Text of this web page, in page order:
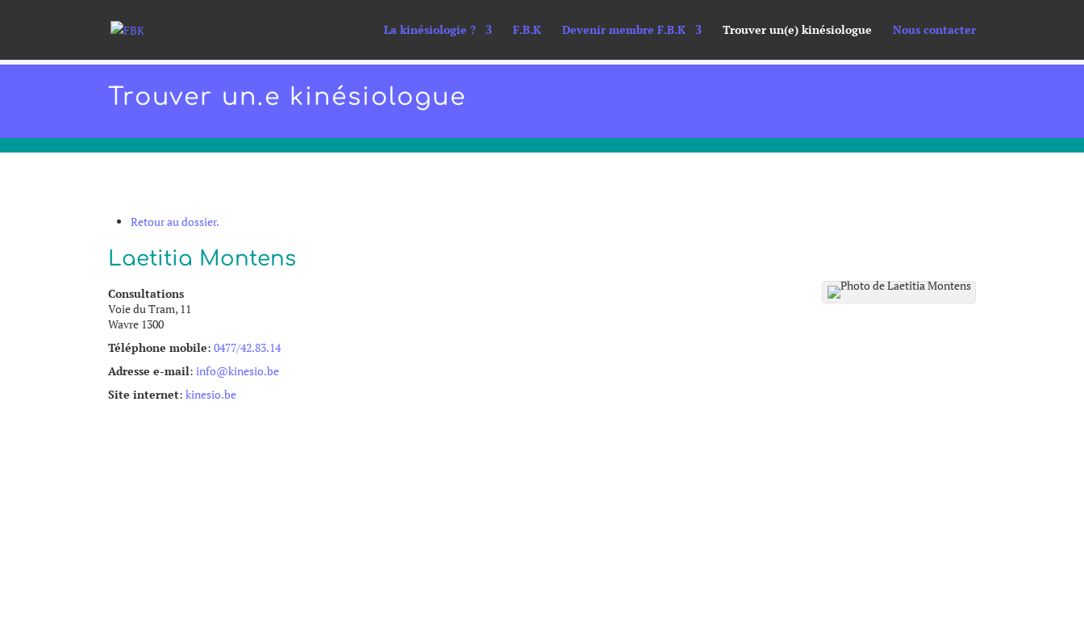
La kinésiologie ? F.B.K Devenir membre F.B.K Trouver un(e) kinésiologue Nous contacter
Trouver un.e kinésiologue
Retour au dossier.
Laetitia Montens
Consultations
Voie du Tram, 11
Wavre 1300
Téléphone mobile: 0477/42.83.14
Adresse e-mail: info@kinesio.be
Site internet: kinesio.be